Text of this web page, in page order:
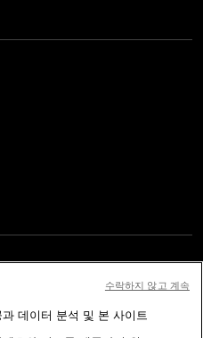
전체를 복사, 출판, 방송하는 것은
데이터 분석 및 본 사이트
수락하지 않고 계속